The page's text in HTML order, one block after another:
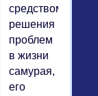
средством
решения
проблем
в жизни
самурая,
его